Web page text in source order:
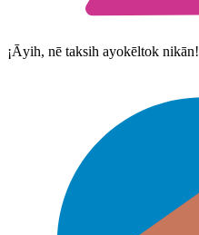
¡Āyih, nē taksih ayokēltok nikān!